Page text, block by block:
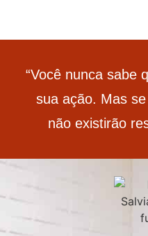
“Você nunca sabe
sua ação. Mas
não existirão